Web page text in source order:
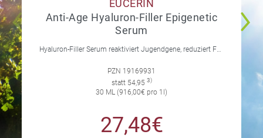
EUCERIN
Anti-Age Hyaluron-Filler Epigenetic
Serum
PZN 19169931
statt 54,95 3)
30 ML (916,00€ pro 1l)
27,48€